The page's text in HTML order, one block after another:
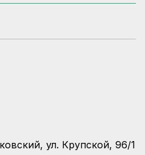
ул. Крупской, 96/1